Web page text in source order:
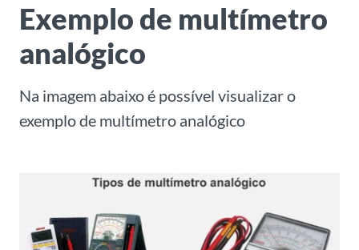
Exemplo de multímetro
analógico
Na imagem abaixo é possível visualizar o
exemplo de multímetro analógico